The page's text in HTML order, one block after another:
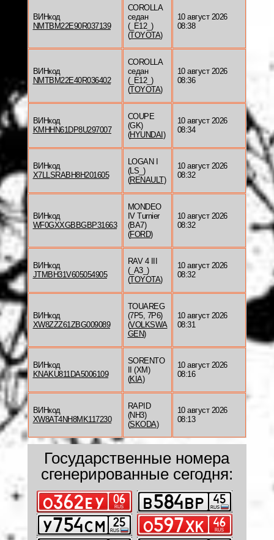
ВИНкод
NMTBM22E90R037139
COROLLA
седан
(_E12_)
(TOYOTA)
10 август 2026
08:38
ВИНкод
NMTBM22E40R036402
COROLLA
седан
(_E12_)
(TOYOTA)
10 август 2026
08:36
ВИНкод
KMHHN61DP8U297007
COUPE
(GK)
(HYUNDAI )
10 август 2026
08:34
ВИНкод
X7LLSRABH8H201605
LOGAN I
(LS_)
(RENAULT)
10 август 2026
08:32
ВИНкод
WF0GXXGBBGBP31663
MONDEO
IV Turnier
(BA7)
(FORD)
10 август 2026
08:32
ВИНкод
JTMBH31V605054905
RAV 4 III
(_A3_)
(TOYOTA)
10 август 2026
08:32
ВИНкод
XW8ZZZ61ZBG009089
TOUAREG
(7P5, 7P6)
(VOLKSWA
GEN)
10 август 2026
08:31
ВИНкод
KNAKU811DA5006109
SORENTO
II (XM)
(KIA)
10 август 2026
08:16
ВИНкод
XW8AT4NH8MK117230
RAPID
(NH3)
(SKODA)
10 август 2026
08:13
Государственные номера
сгенерированные сегодня: